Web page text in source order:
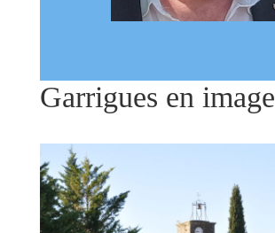
Garrigues en image